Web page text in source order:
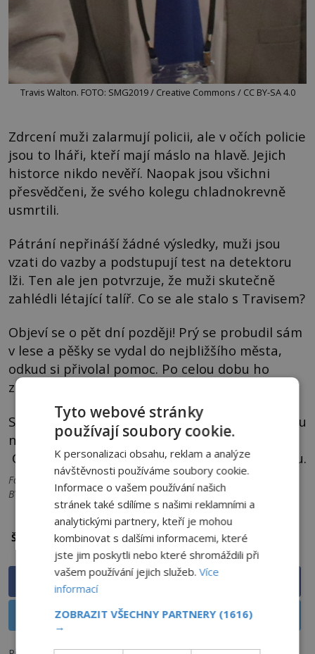
Travis Walton. FOTO: SMG2019 / Creative Commons / CC BY-SA 4.0
Zdrcení muži zalarmují policii, ale v očích policie
jsou to lháři, kteří mají máslo na hlavě. Jejich
historce nikdo nevěří. Naopak jsou všichni
přesvědčeni, že svého kolegu chladnokrevně
usmrtili.
Pátrání nepřináší žádné výsledky, muži jsou
vzati do vazby a podstupují test na detektoru
lži. Ten ale jen potvrzuje, že muži skutečně
zahlédli létající talíř. Co se ale stalo s Travisem?
Objeví se o pět dní později! Prý se probudil sám
v lese a pěšky se vydal do nejbližšího města,
odkud si přivolal pomoc. Po celou dobu ho
zkoumali bytosti s velkými hlavami.
Stejně jako jeho kolegové i on postoupí zkoušku
na detektoru lži, která jeho historku potvrdí.
Co však muž skutečně zažil, je dodnes záhadou.
Foto: Viz popisky. Titulní foto: Delegat89 / Creative Commons / CC
BY-SA 4.0
Štítky: svědectví o ufo ufo
Sdílet na Facebooku
Sdílet na X
Tyto webové stránky
používají soubory cookie.
K personalizaci obsahu, reklam a analýze
návštěvnosti používáme soubory cookie.
Informace o vašem používání našich
stránek také sdílíme s našimi reklamními a
analytickými partnery, kteří je mohou
kombinovat s dalšími informacemi, které
jste jim poskytli nebo které shromáždili při
vašem používání jejich služeb.Více
informací
ZOBRAZIT VŠECHNY PARTNERY (1616)
→